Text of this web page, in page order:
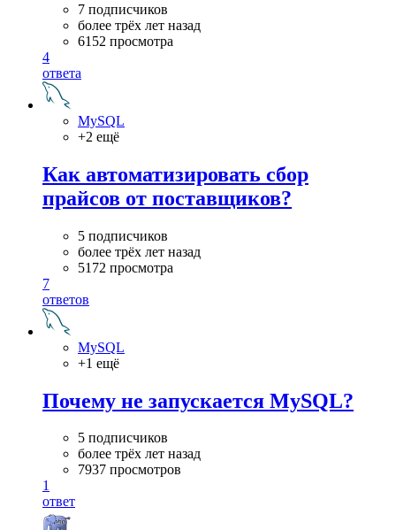
7 подписчиков
более трёх лет назад
6152 просмотра
4
ответа
MySQL
+2 ещё
Как автоматизировать сбор
прайсов от поставщиков?
5 подписчиков
более трёх лет назад
5172 просмотра
7
ответов
MySQL
+1 ещё
Почему не запускается MySQL?
5 подписчиков
более трёх лет назад
7937 просмотров
1
ответ